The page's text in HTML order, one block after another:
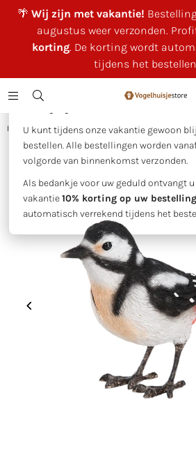
🌴 Wij zijn met vakantie!
augustus weer verzonden.
korting. De korting wordt
tijdens het
U kunt tijdens onze vakantie gewoon
bestellen. Alle bestellingen worden
volgorde van binnenkomst verzonden.
Als bedankje voor uw geduld ontvangt
vakantie10% korting op uw bestelling
automatisch verrekend tijdens het
Huis Grote bonte specht